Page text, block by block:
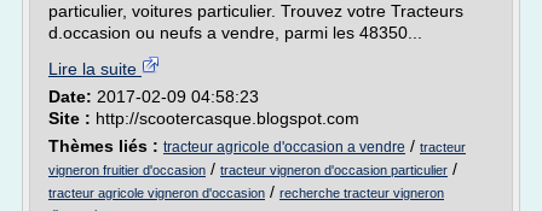
particulier, voitures particulier. Trouvez votre Tracteurs
d.occasion ou neufs a vendre, parmi les 48350...
Lire la suite
Date: 2017-02-09 04:58:23
Site : http://scootercasque.blogspot.com
Thèmes liés : tracteur agricole d'occasion a vendre / tracteur
vigneron fruitier d'occasion / tracteur vigneron d'occasion particulier /
tracteur agricole vigneron d'occasion / recherche tracteur vigneron